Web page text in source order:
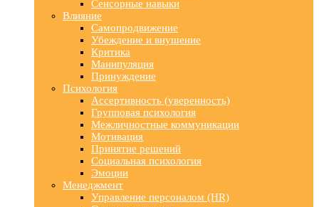
Сенсорные навыки
Влияние
Самопродвижение
Убеждение и внушение
Критика
Манипуляция
Принуждение
Психология
Ассертивность (уверенность)
Групповая психология
Межличностные коммуникации
Мотивация
Принятие решений
Социальная психология
Эмоции
Менеджмент
Управление персоналом (HR)